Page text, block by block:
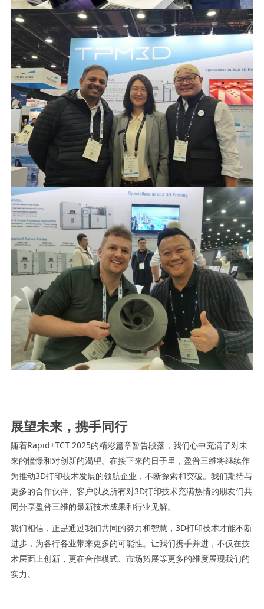
展望未来，携手同行
随着Rapid+TCT 2025的精彩篇章暂告段落，我们心中充满了对未
来的憧憬和对创新的渴望。在接下来的日子里，盈普三维将继续作
为推动3D打印技术发展的领航企业，不断探索和突破。我们期待与
更多的合作伙伴、客户以及所有对3D打印技术充满热情的朋友们共
同分享盈普三维的最新技术成果和行业见解。
我们相信，正是通过我们共同的努力和智慧，3D打印技术才能不断
进步，为各行各业带来更多的可能性。让我们携手并进，不仅在技
术层面上创新，更在合作模式、市场拓展等更多的维度展现我们的
实力。